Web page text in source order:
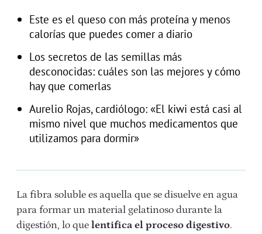
Este es el queso con más proteína y menos
calorías que puedes comer a diario
Los secretos de las semillas más
desconocidas: cuáles son las mejores y cómo
hay que comerlas
Aurelio Rojas, cardiólogo: «El kiwi está casi al
mismo nivel que muchos medicamentos que
utilizamos para dormir»
La fibra soluble es aquella que se disuelve en agua
para formar un material gelatinoso durante la
digestión, lo que lentifica el proceso digestivo.